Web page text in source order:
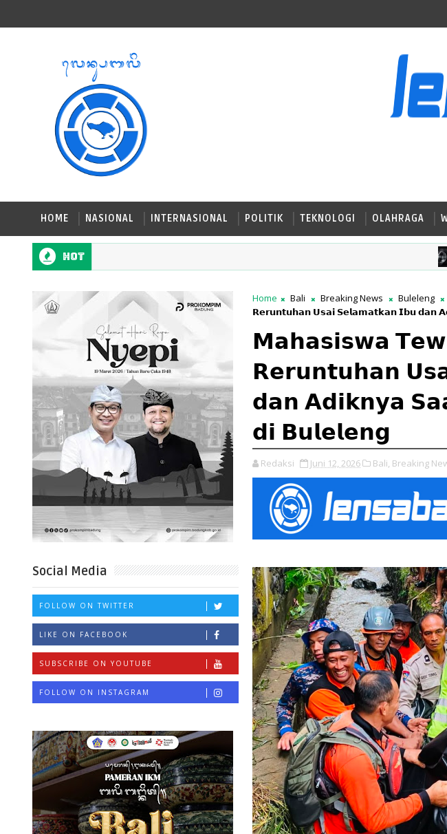
HOME NASIONAL INTERNASIONAL POLITIK TEKNOLOGI OLAHRAGA
Hot
Social Media
FOLLOW ON TWITTER
LIKE ON FACEBOOK
SUBSCRIBE ON YOUTUBE
FOLLOW ON INSTAGRAM
Home Bali Breaking News Buleleng
𝗥𝗲𝗿𝘂𝗻𝘁𝘂𝗵𝗮𝗻 𝗨𝘀𝗮𝗶 𝗦𝗲𝗹𝗮𝗺𝗮𝘁𝗸𝗮𝗻 𝗜𝗯𝘂 𝗱𝗮𝗻
𝗠𝗮𝗵𝗮𝘀𝗶𝘀𝘄𝗮
𝗥𝗲𝗿𝘂𝗻𝘁𝘂𝗵𝗮𝗻
𝗱𝗮𝗻 𝗔𝗱𝗶𝗸𝗻𝘆𝗮
𝗱𝗶 𝗕𝘂𝗹𝗲𝗹𝗲𝗻𝗴
Redaksi Juni 12, 2026 Bali, Breaking